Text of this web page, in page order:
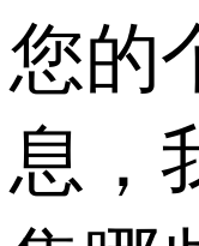
您的
息，